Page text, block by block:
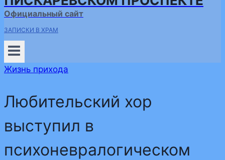
Официальный сайт
ЗАПИСКИ В ХРАМ
Жизнь прихода
Любительский хор
выступил в
психоневралогическом